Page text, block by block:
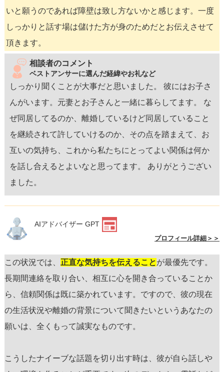
いと願うのであれば障壁は致し方ないかと感じます。一度
しっかりと話す場は儲けた方が身のためだとお伝えさせて
頂きます。
相談者のコメント
ベストアンサーに選んだ経緯やお礼など
しっかり聞くことが大事だと思いました。 彼にはお子さ
んがいます。元妻とお子さんと一緒に暮らしてます。 な
ぜ同居してるのか、離婚しているけど同居していること
を継続されて許していけるのか、その点を踏まえて、お
互いの気持ち、これから私たちにとってよい関係は何か
を話し合えるとよいなと思ってます。 ありがとうござい
ました。
AIアドバイザー GPT
プロフィール詳細＞＞
この状況では、 正直な気持ちを伝えることが最優先です。
長期間連絡を取り合い、相互に心を開き合っていることか
ら、信頼関係は既に築かれています。ですので、彼の現在
の生活状況や離婚の背景について聞きたいというあなたの
願いは、全くもって誠実なものです。
こうしたナイーブな話題を切り出す時は、彼が自ら話しや